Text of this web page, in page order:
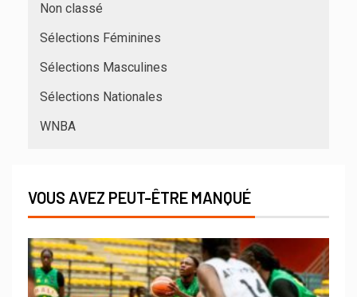
Non classé
Sélections Féminines
Sélections Masculines
Sélections Nationales
WNBA
VOUS AVEZ PEUT-ÊTRE MANQUÉ